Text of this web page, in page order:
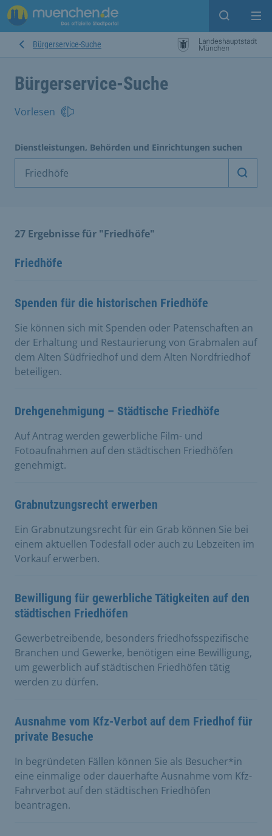
Suche
Bürgerservice-Suche
Bürgerservice-Suche
Vorlesen
Dienstleistungen, Behörden und Einrichtungen suchen
27 Ergebnisse für "Friedhöfe"
Friedhöfe
Spenden für die historischen Friedhöfe
Sie können sich mit Spenden oder Patenschaften an
der Erhaltung und Restaurierung von Grabmalen auf
dem Alten Südfriedhof und dem Alten Nordfriedhof
beteiligen.
Drehgenehmigung – Städtische Friedhöfe
Auf Antrag werden gewerbliche Film- und
Fotoaufnahmen auf den städtischen Friedhöfen
genehmigt.
Grabnutzungsrecht erwerben
Ein Grabnutzungsrecht für ein Grab können Sie bei
einem aktuellen Todesfall oder auch zu Lebzeiten im
Vorkauf erwerben.
Bewilligung für gewerbliche Tätigkeiten auf den
städtischen Friedhöfen
Gewerbetreibende, besonders friedhofsspezifische
Branchen und Gewerke, benötigen eine Bewilligung,
um gewerblich auf städtischen Friedhöfen tätig
werden zu dürfen.
Ausnahme vom Kfz-Verbot auf dem Friedhof für
private Besuche
In begründeten Fällen können Sie als Besucher*in
eine einmalige oder dauerhafte Ausnahme vom Kfz-
Fahrverbot auf den städtischen Friedhöfen
beantragen.